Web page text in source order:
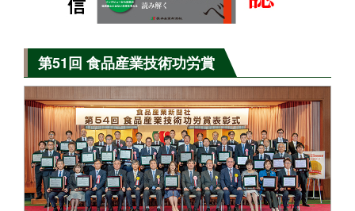
第51回 食品産業技術功労賞